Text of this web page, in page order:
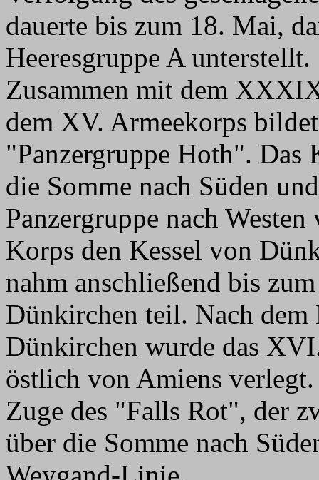
dauerte bis zum 18. Mai,
Heeresgruppe A unterstellt.
Zusammen mit dem
dem XV. Armeekorps
"Panzergruppe Hoth". Das
die Somme nach Süden
Panzergruppe nach
Korps den Kessel von
nahm anschließend bis
Dünkirchen teil. Nach dem
Dünkirchen wurde das
östlich von Amiens
Zuge des "Falls Rot", der
über die Somme nach